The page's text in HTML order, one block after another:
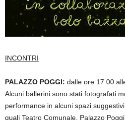
INCONTRI
PALAZZO POGGI: dalle ore 17.00
Alcuni ballerini sono stati fotografati
performance in alcuni spazi
quali Teatro Comunale, Palazzo